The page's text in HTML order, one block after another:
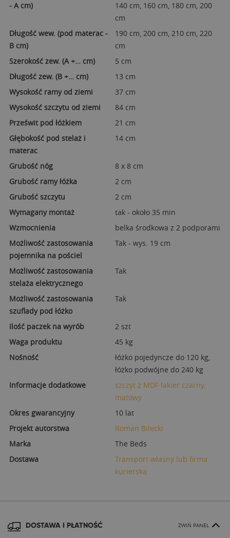
- A cm)
140 cm, 160 cm, 180 cm, 200
cm
Długość wew. (pod materac -
B cm)
190 cm, 200 cm, 210 cm, 220
cm
Szerokość zew. (A +… cm)
5 cm
Długość zew. (B +… cm)
13 cm
Wysokość ramy od ziemi
37 cm
Wysokość szczytu od ziemi
84 cm
Prześwit pod łóżkiem
21 cm
Głębokość pod stelaż i
materac
14 cm
Grubość nóg
8 x 8 cm
Grubość ramy łóżka
2 cm
Grubość szczytu
2 cm
Wymagany montaż
tak - około 35 min
Wzmocnienia
belka środkowa z 2 podporami
Możliwość zastosowania
pojemnika na pościel
Tak - wys. 19 cm
Możliwość zastosowania
stelaża elektrycznego
Tak
Możliwość zastosowania
szuflady pod łóżko
Tak
Ilość paczek na wyrób
2 szt
Waga produktu
45 kg
Nośność
łóżko pojedyncze do 120 kg,
łóżko podwójne do 240 kg
Informacje dodatkowe
szczyt z MDF lakier czarny,
matowy
Okres gwarancyjny
10 lat
Projekt autorstwa
Roman Bilecki
Marka
The Beds
Dostawa
Transport własny lub firma
kurierska
DOSTAWA I PŁATNOŚĆ ZWIŃ PANEL